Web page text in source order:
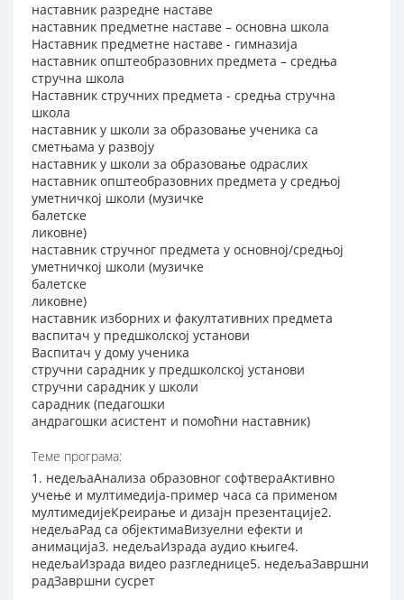
наставник разредне наставе
наставник предметне наставе – основна школа
Наставник предметне наставе - гимназија
наставник општеобразовних предмета – средња
стручна школа
Наставник стручних предмета - средња стручна
школа
наставник у школи за образовање ученика са
сметњама у развоју
наставник у школи за образовање одраслих
наставник општеобразовних предмета у средњој
уметничкој школи (музичке
балетске
ликовне)
наставник стручног предмета у основној/средњој
уметничкој школи (музичке
балетске
ликовне)
наставник изборних и факултативних предмета
васпитач у предшколској установи
Васпитач у дому ученика
стручни сарадник у предшколској установи
стручни сарадник у школи
сарадник (педагошки
андрагошки асистент и помоћни наставник)
Теме програма:
1. недељаАнализа образовног софтвераАктивно
учење и мултимедија-пример часа са применом
мултимедијеКреирање и дизајн презентације2.
недељаРад са објектимаВизуелни ефекти и
анимација3. недељаИзрада аудио књиге4.
недељаИзрада видео разгледнице5. недељаЗавршни
радЗавршни сусрет